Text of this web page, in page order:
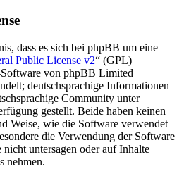
dass es sich bei phpBB um eine
Public License v2“ (GPL)
von phpBB Limited
deutschsprachige Informationen
Community unter
gestellt. Beide haben keinen
Weise, wie die Software verwendet
die Verwendung der Software
untersagen oder auf Inhalte
nehmen.